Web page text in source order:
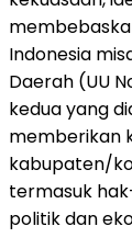
Indonesia
Daerah (UU
kedua yang
memberikan
kabupaten/
termasuk
politik dan